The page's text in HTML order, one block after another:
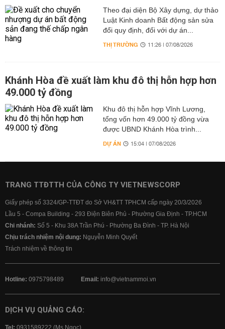
Theo đại diện Bộ Xây dựng, dự thảo
Luật Kinh doanh Bất động sản sửa
đổi quy định, đối với dự án...
THỊ TRƯỜNG 11:26 | 07/08/2026
Khánh Hòa đề xuất làm khu đô thị hỗn hợp hơn
49.000 tỷ đồng
Khu đô thị hỗn hợp Vĩnh Lương,
tổng vốn hơn 49.000 tỷ đồng vừa
được UBND Khánh Hòa trình...
DỰ ÁN 15:04 | 07/08/2026
TRANG TTĐTTH CỦA CÔNG TY VIETNEWSCORP
Giấy phép số 3324/GP-TTĐT do Sở VH&TT TPHCM cấp ngày 20/3/2026
Lầu 5 - Compa Building - 293 Điện Biên Phủ - Phường Gia Định - TP.HCM
Chi nhánh: Số 5 - Khu 38A Trần Phú - Phường Ba Đình - TP. Hà Nội
Chịu trách nhiệm nội dung: Nguyễn Minh Quyết
Trách nhiệm về thông tin
Hotline: 0975798489 Email: info@vietnammoi.vn
DỊCH VỤ QUẢNG CÁO:
Tel: 0931589222 (Ms Ngọc)